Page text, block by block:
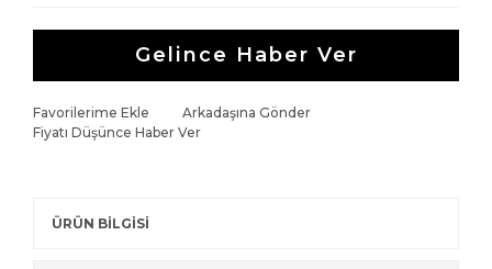
Gelince Haber Ver
Favorilerime Ekle
Arkadaşına Gönder
Fiyatı Düşünce Haber Ver
ÜRÜN BİLGİSİ